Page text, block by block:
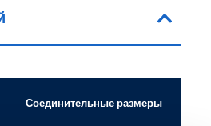
Соединительные размеры